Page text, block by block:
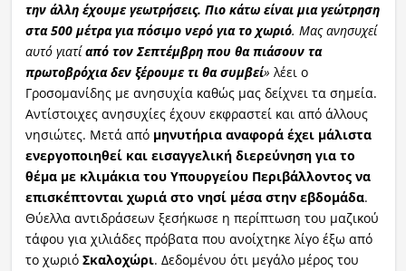
την άλλη έχουμε γεωτρήσεις. Πιο κάτω είναι μια γεώτρηση
στα 500 μέτρα για πόσιμο νερό για το χωριό. Μας ανησυχεί
αυτό γιατίαπό τον Σεπτέμβρη που θα πιάσουν τα
πρωτοβρόχια δεν ξέρουμε τι θα συμβεί» λέει ο
Γροσομανίδης με ανησυχία καθώς μας δείχνει τα σημεία.
Αντίστοιχες ανησυχίες έχουν εκφραστεί και από άλλους
νησιώτες. Μετά από μηνυτήρια αναφορά έχει μάλιστα
ενεργοποιηθεί και εισαγγελική διερεύνηση για το
θέμα με κλιμάκια του Υπουργείου Περιβάλλοντος να
επισκέπτονται χωριά στο νησί μέσα στην εβδομάδα.
Θύελλα αντιδράσεων ξεσήκωσε η περίπτωση του μαζικού
τάφου για χιλιάδες πρόβατα που ανοίχτηκε λίγο έξω από
το χωριό Σκαλοχώρι. Δεδομένου ότι μεγάλο μέρος του